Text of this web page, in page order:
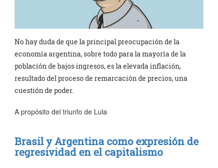
No hay duda de que la principal preocupación de la
economía argentina, sobre todo para la mayoría de la
población de bajos ingresos, es la elevada inflación,
resultado del proceso de remarcación de precios, una
cuestión de poder.
A propósito del triunfo de Lula
Brasil y Argentina como expresión de
regresividad en el capitalismo